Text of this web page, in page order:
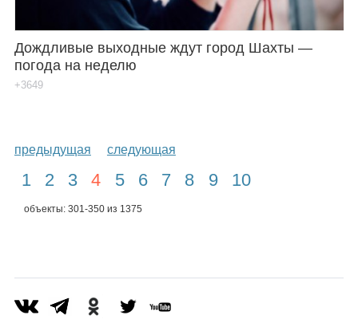
Дождливые выходные ждут город Шахты —
погода на неделю
+3649
предыдущая следующая
1 2 3 4 5 6 7 8 9 10
объекты: 301-350 из 1375